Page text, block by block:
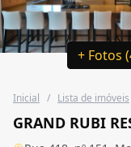
+ Fotos
Inicial / Lista de imóveis
GRAND RUBI